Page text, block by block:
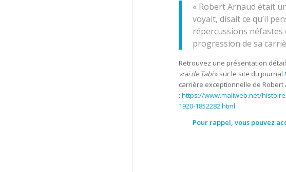
« Robert Arnaud était
voyait, disait ce qu’il
répercussions néfastes
progression de sa
Retrouvez une présentation
vrai de Tabi» sur le site du journal
carrière exceptionnelle de Robert
: https://www.maliweb.net/
1920-1852282.html
Pour rappel, vous pouvez